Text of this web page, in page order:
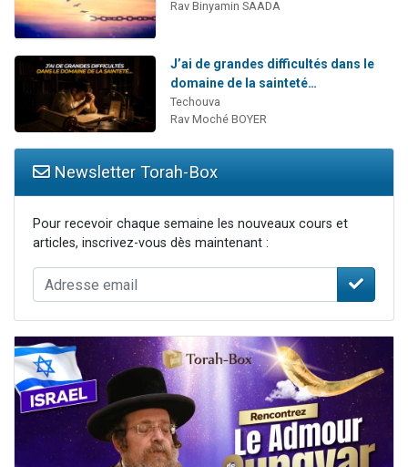
Rav Binyamin SAADA
J’ai de grandes difficultés dans le
domaine de la sainteté…
Techouva
Rav Moché BOYER
Newsletter Torah-Box
Pour recevoir chaque semaine les nouveaux cours et
articles, inscrivez-vous dès maintenant :